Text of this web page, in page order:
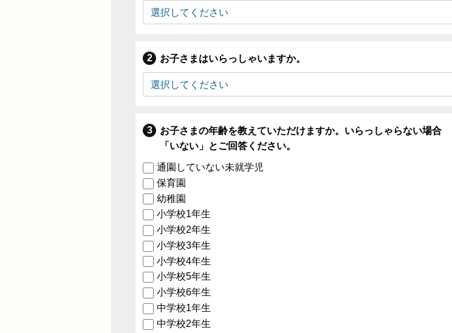
お子さまはいらっしゃいますか。
お子さまの年齢を教えていただけますか。いらっしゃらない場合
「いない」とご回答ください。
通園していない未就学児
保育園
幼稚園
小学校1年生
小学校2年生
小学校3年生
小学校4年生
小学校5年生
小学校6年生
中学校1年生
中学校2年生